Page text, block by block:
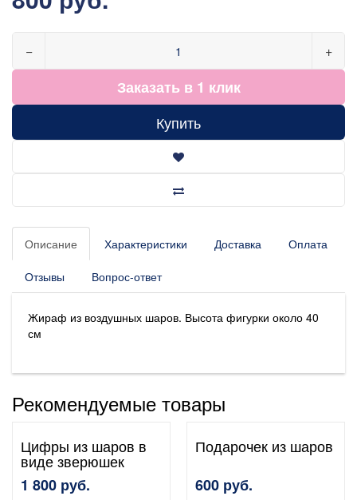
− +
Заказать в 1 клик
Купить
Описание Характеристики Доставка Оплата
Отзывы Вопрос-ответ
Жираф из воздушных шаров. Высота фигурки около 40
см
Рекомендуемые товары
Цифры из шаров в
виде зверюшек
1 800 руб.
Подарочек из шаров
600 руб.